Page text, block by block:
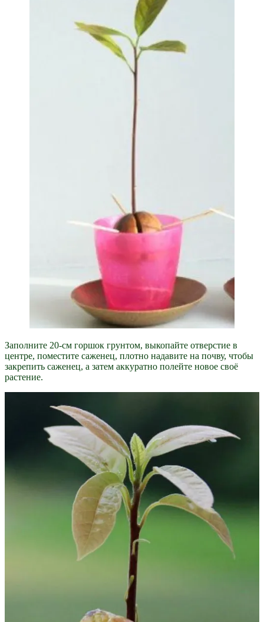
Заполните 20-см горшок грунтом, выкопайте отверстие в
центре, поместите саженец, плотно надавите на почву, чтобы
закрепить саженец, а затем аккуратно полейте новое своё
растение.